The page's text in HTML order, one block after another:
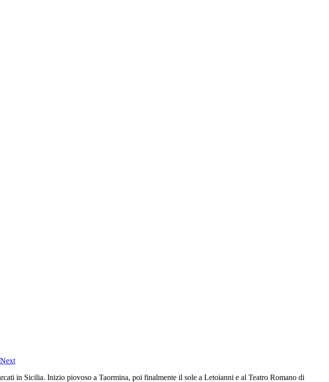
Next
in Sicilia. Inizio piovoso a Taormina, poi finalmente il sole a Letoianni e al Teatro Romano di